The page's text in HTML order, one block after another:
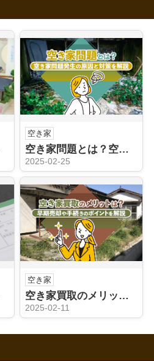
空き家
空き家問題とは？空き家問題発生の原因と対策を解説
2025-02-25
空き家
空き家買取のメリットは？早期売却や手続きのポイントを解説
2025-02-11